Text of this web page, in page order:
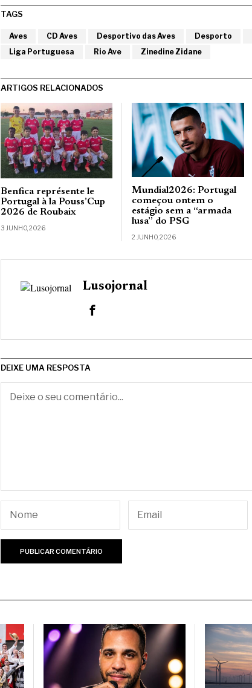
TAGS
Aves CD Aves Desportivo das Aves Desporto
Liga Portuguesa
Rio Ave Zinedine Zidane
ARTIGOS RELACIONADOS
Benfica représente le
Portugal à la Pouss’Cup
2026 de Roubaix
3 JUNHO, 2026
Mundial2026: Portugal
começou ontem o
estágio sem a “armada
lusa” do PSG
2 JUNHO, 2026
Lusojornal
DEIXE UMA RESPOSTA